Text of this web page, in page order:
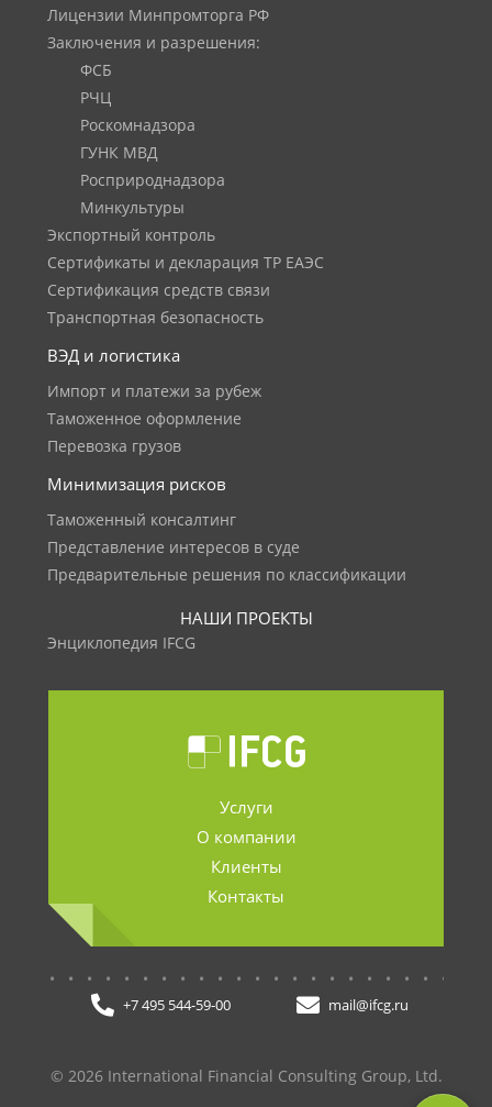
Лицензии Минпромторга РФ
Заключения и разрешения:
ФСБ
РЧЦ
Роскомнадзора
ГУНК МВД
Росприроднадзора
Минкультуры
Экспортный контроль
Сертификаты и декларация ТР ЕАЭС
Сертификация средств связи
Транспортная безопасность
ВЭД и логистика
Импорт и платежи за рубеж
Таможенное оформление
Перевозка грузов
Минимизация рисков
Таможенный консалтинг
Представление интересов в суде
Предварительные решения по классификации
НАШИ ПРОЕКТЫ
Энциклопедия IFCG
Услуги
О компании
Клиенты
Контакты
+7 495 544-59-00 mail@ifcg.ru
© 2026 International Financial Consulting Group, Ltd.